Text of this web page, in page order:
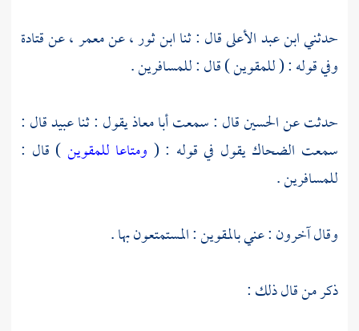
حدثنيابن عبد الأعلىقال : ثناابن ثور، عنمعمر، عنقتادة
وفي قوله : ( للمقوين ) قال : للمسافرين .
حدثت عنالحسينقال : سمعتأبا معاذيقول : ثناعبيدقال :
سمعت الضحاكيقول في قوله : ( ومتاعا للمقوين ) قال :
للمسافرين .
وقال آخرون : عني بالمقوين : المستمتعون بها .
ذكر من قال ذلك :